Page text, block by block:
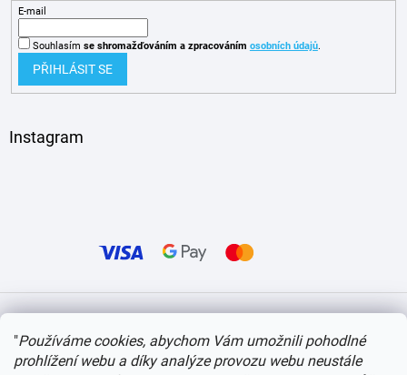
"Používáme cookies, abychom Vám umožnili pohodlné
prohlížení webu a díky analýze provozu webu neustále
E-mail
Souhlasím se shromažďováním a zpracováním osobních údajů.
PŘIHLÁSIT SE
Instagram